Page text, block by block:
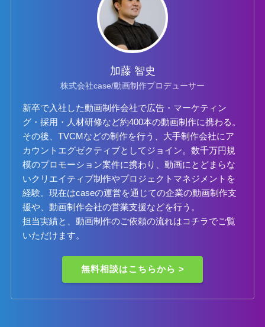
加藤 智史
株式会社case/動画制作プロデューサー
新卒で入社した動画制作会社で広告・マーケティン
グ・採用・人材研修など約400本の動画制作に携わる。
その後、TVCMなどの制作を行う、大手制作会社にア
カウントエグゼクティブとしてジョイン。数千万円規
模のプロモーション案件に携わり、動画にとどまらな
いクリエイティブ制作やプロジェクトマネジメントを
経験。現在はcaseの運営を通じての企業の動画制作支
援や、動画制作会社の営業支援などを行う。
担当実績と、動画制作のご依頼の流れはコチラでご覧
いただけます。
無料相談はこちらから >